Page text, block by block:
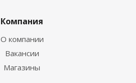
Компания
О компании
Вакансии
Магазины